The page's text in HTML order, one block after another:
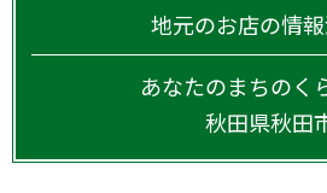
地元のお店の情報
あなたのまちのく
秋田県秋田